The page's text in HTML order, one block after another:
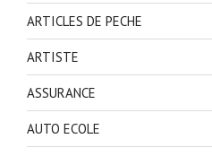
ARTICLES DE PECHE
ARTISTE
ASSURANCE
AUTO ECOLE